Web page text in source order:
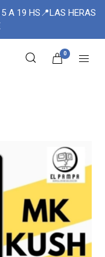
A 19 HS📍LAS HERAS
0